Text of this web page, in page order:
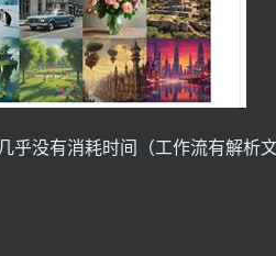
乎没有消耗时间（工作流有解析